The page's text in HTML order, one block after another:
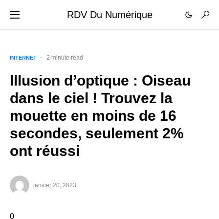
RDV Du Numérique
INTERNET 2 minute read
Illusion d’optique : Oiseau
dans le ciel ! Trouvez la
mouette en moins de 16
secondes, seulement 2%
ont réussi
janvier 20, 2023
0